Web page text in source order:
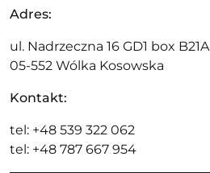
Adres:
ul. Nadrzeczna 16 GD1 box B21A
05-552 Wólka Kosowska
Kontakt:
tel: +48 539 322 062
tel: +48 787 667 954